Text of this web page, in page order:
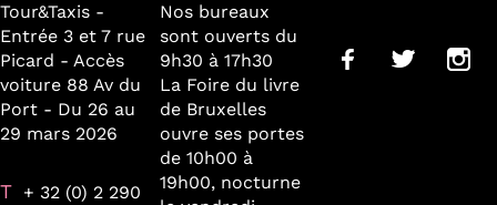
Tour&Taxis -
Entrée 3 et 7 rue
Picard - Accès
voiture 88 Av du
Port - Du 26 au
29 mars 2026
T + 32 (0) 2 290
Nos bureaux
sont ouverts du
9h30 à 17h30
La Foire du livre
de Bruxelles
ouvre ses portes
de 10h00 à
19h00, nocturne